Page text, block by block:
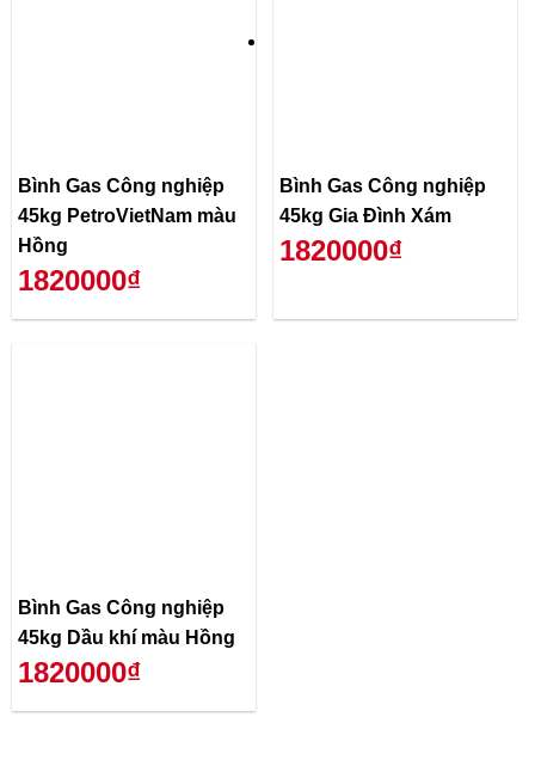
Bình Gas Công nghiệp
45kg PetroVietNam màu
Hồng
1820000₫
Bình Gas Công nghiệp
45kg Gia Đình Xám
1820000₫
Bình Gas Công nghiệp
45kg Dầu khí màu Hồng
1820000₫